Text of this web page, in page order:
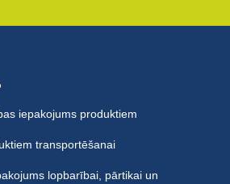
iepakojums produktiem
transportēšanai
lopbarībai, pārtikai un